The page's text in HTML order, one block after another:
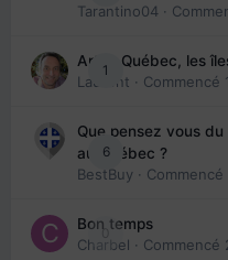
Tarantino04 ·
1
Arte : Québec, les
Laurent · Commencé
6
Que pensez vous
au Québec ?
BestBuy · Commencé
0
Bon temps
Charbel · Commencé